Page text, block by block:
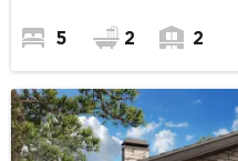
5 2 2